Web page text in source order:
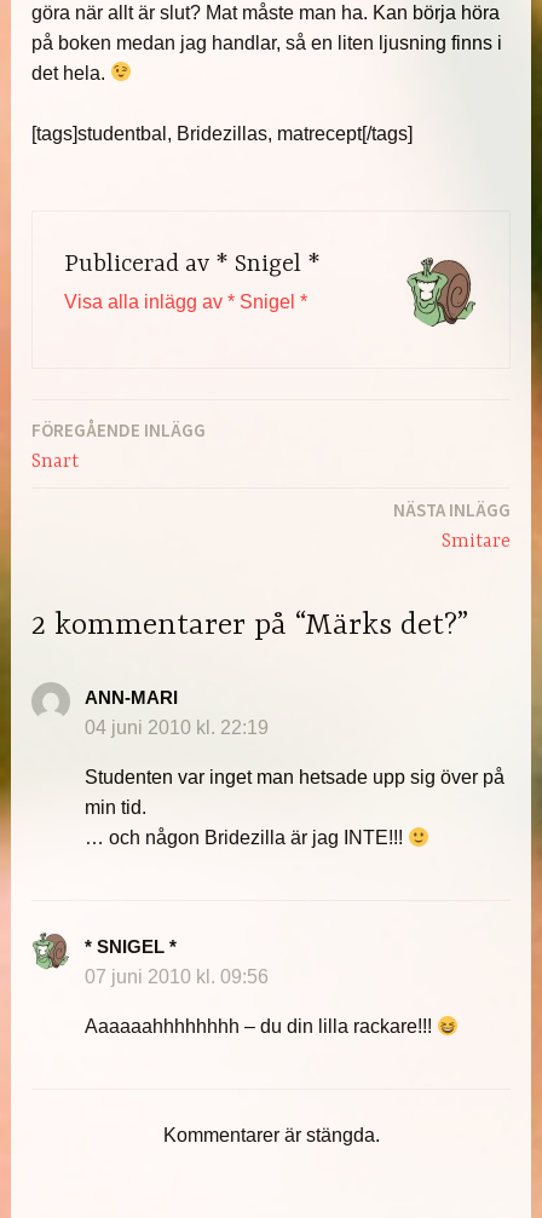
göra när allt är slut? Mat måste man ha. Kan börja höra
på boken medan jag handlar, så en liten ljusning finns i
det hela.
[tags]studentbal, Bridezillas, matrecept[/tags]
Publicerad av * Snigel *
Visa alla inlägg av * Snigel *
Inläggsnavigering
FÖREGÅENDE INLÄGG
Snart
NÄSTA INLÄGG
Smitare
2 kommentarer på “Märks det?”
ANN-MARI
04 juni 2010 kl. 22:19
Studenten var inget man hetsade upp sig över på
min tid.
… och någon Bridezilla är jag INTE!!!
* SNIGEL *
07 juni 2010 kl. 09:56
Aaaaaahhhhhhhh – du din lilla rackare!!!
Kommentarer är stängda.